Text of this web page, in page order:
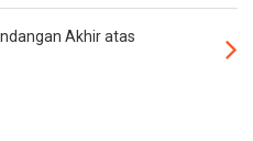
Akhir atas